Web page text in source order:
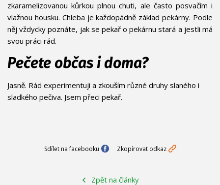
zkaramelizovanou kůrkou plnou chuti, ale často posvačím i
vlažnou housku. Chleba je každopádně základ pekárny. Podle
něj vždycky poznáte, jak se pekař o pekárnu stará a jestli má
svou práci rád.
Pečete občas i doma?
Jasně. Rád experimentuji a zkouším různé druhy slaného i
sladkého pečiva. Jsem přeci pekař.
Zpět na články
Sdílet na facebooku Zkopírovat odkaz